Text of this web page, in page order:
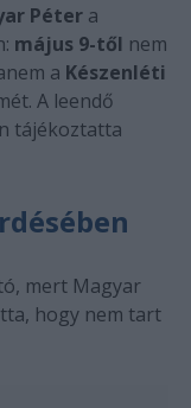
Pétera
május 9-től nem
a Készenléti
A leendő
tájékoztatta
mert Magyar
hogy nem tart